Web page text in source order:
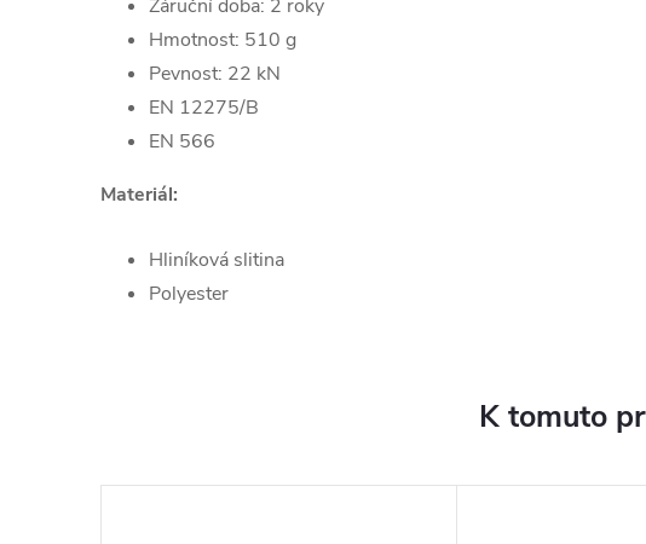
Záruční doba: 2 roky
Hmotnost: 510 g
Pevnost: 22 kN
EN 12275/B
EN 566
Materiál:
Hliníková slitina
Polyester
K tomuto